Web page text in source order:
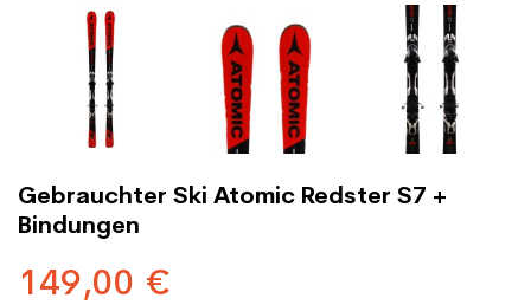
Gebrauchter Ski Atomic Redster S7 +
Bindungen
149,00 €